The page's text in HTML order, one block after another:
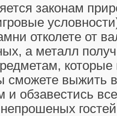
законам
отколете от
а металл
сможете выжить
и обзавестись